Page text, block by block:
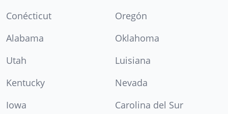
Conécticut
Oregón
Alabama
Oklahoma
Utah
Luisiana
Kentucky
Nevada
Iowa
Carolina del Sur